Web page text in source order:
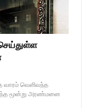
வாரம் வெளிவந்த
மூன்று அரண்மனை